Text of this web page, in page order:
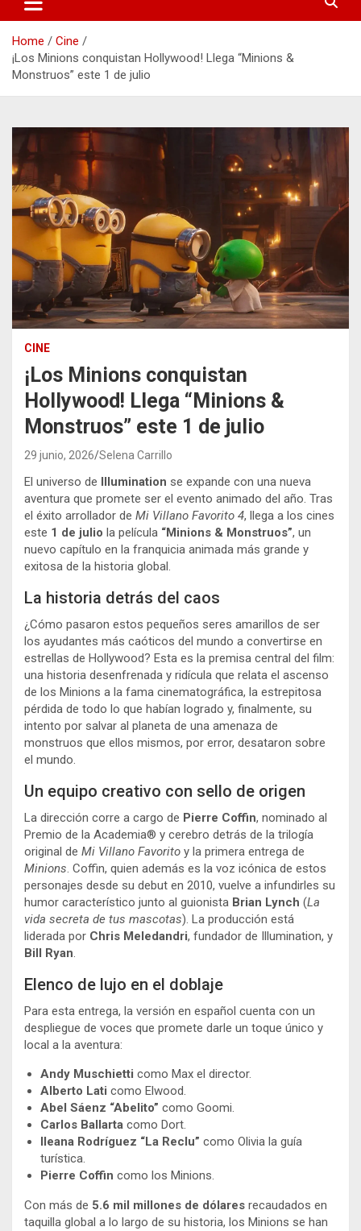
Home
Cine
¡Los Minions conquistan Hollywood! Llega “Minions &
Monstruos” este 1 de julio
CINE
¡Los Minions conquistan
Hollywood! Llega “Minions &
Monstruos” este 1 de julio
29 junio, 2026 Selena Carrillo
El universo de Illumination se expande con una nueva
aventura que promete ser el evento animado del año. Tras
el éxito arrollador de Mi Villano Favorito 4, llega a los cines
este 1 de julio la película “Minions & Monstruos”, un
nuevo capítulo en la franquicia animada más grande y
exitosa de la historia global.
La historia detrás del caos
¿Cómo pasaron estos pequeños seres amarillos de ser
los ayudantes más caóticos del mundo a convertirse en
estrellas de Hollywood? Esta es la premisa central del film:
una historia desenfrenada y ridícula que relata el ascenso
de los Minions a la fama cinematográfica, la estrepitosa
pérdida de todo lo que habían logrado y, finalmente, su
intento por salvar al planeta de una amenaza de
monstruos que ellos mismos, por error, desataron sobre
el mundo.
Un equipo creativo con sello de origen
La dirección corre a cargo de Pierre Coffin, nominado al
Premio de la Academia® y cerebro detrás de la trilogía
original de Mi Villano Favorito y la primera entrega de
Minions. Coffin, quien además es la voz icónica de estos
personajes desde su debut en 2010, vuelve a infundirles su
humor característico junto al guionista Brian Lynch (La
vida secreta de tus mascotas). La producción está
liderada por Chris Meledandri, fundador de Illumination, y
Bill Ryan.
Elenco de lujo en el doblaje
Para esta entrega, la versión en español cuenta con un
despliegue de voces que promete darle un toque único y
local a la aventura:
Andy Muschietti como Max el director.
Alberto Lati como Elwood.
Abel Sáenz “Abelito” como Goomi.
Carlos Ballarta como Dort.
Ileana Rodríguez “La Reclu” como Olivia la guía
turística.
Pierre Coffin como los Minions.
Con más de 5.6 mil millones de dólares recaudados en
taquilla global a lo largo de su historia, los Minions se han